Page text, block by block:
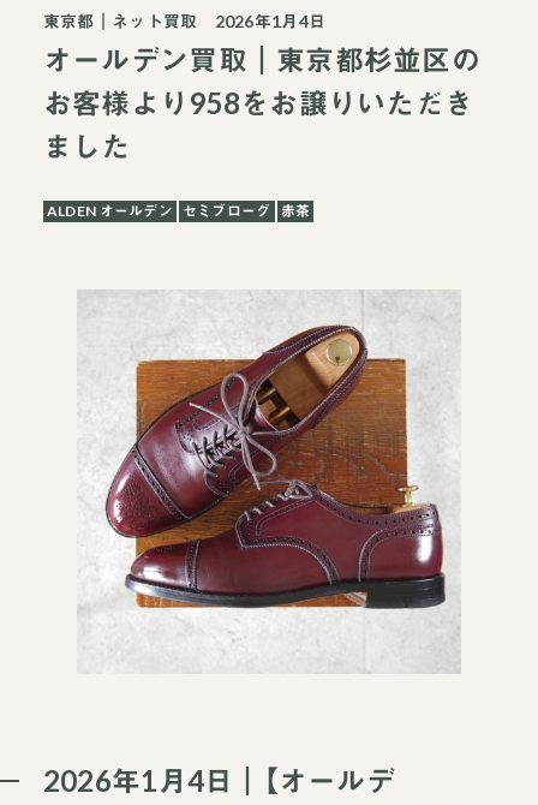
東京都 ネット買取 2026年1月4日
オールデン買取｜東京都杉並区の
お客様より958をお譲りいただき
ました
ALDEN オールデン セミブローグ 赤茶
2026年1月4日｜【オールデ